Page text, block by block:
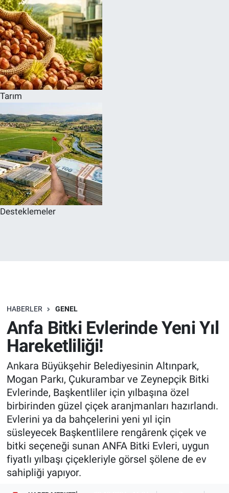
Tarım
Desteklemeler
HABERLER GENEL
Anfa Bitki Evlerinde Yeni Yıl
Hareketliliği!
Ankara Büyükşehir Belediyesinin Altınpark,
Mogan Parkı, Çukurambar ve Zeynepçik Bitki
Evlerinde, Başkentliler için yılbaşına özel
birbirinden güzel çiçek aranjmanları hazırlandı.
Evlerini ya da bahçelerini yeni yıl için
süsleyecek Başkentlilere rengârenk çiçek ve
bitki seçeneği sunan ANFA Bitki Evleri, uygun
fiyatlı yılbaşı çiçekleriyle görsel şölene de ev
sahipliği yapıyor.